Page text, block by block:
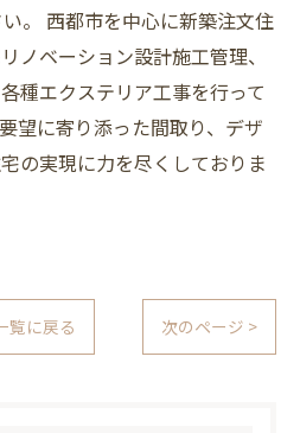
。 西都市を中心に新築注文住
ノベーション設計施工管理、
種エクステリア工事を行って
望に寄り添った間取り、デザ
の実現に力を尽くしておりま
覧に戻る 次のページ >